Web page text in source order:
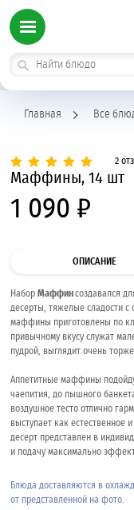
Главная Все
2
Маффины, 14 шт
1 090 ₽
ОПИСАНИЕ
Набор Маффинсоздавался
десерты, тяжелые сладости с
маффины приготовлены по
привычному вкусу служат
пудрой, выглядит очень
Аппетитные маффины
чаепития, до пышного
воздушное тесто отлично
выступает как естественное
десерт представлен в
и подачу максимально
Блюда доставляются в
от представленной на фото.